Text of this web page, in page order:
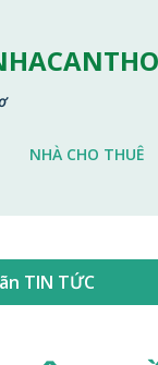
NHÀ CHO THUÊ
TIN TỨC